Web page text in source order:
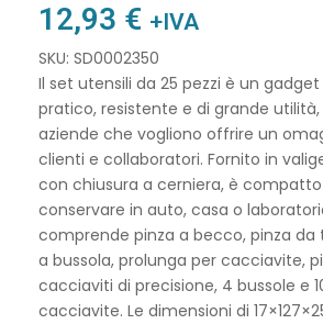
12,93 € +IVA
SKU: SD0002350
Il set utensili da 25 pezzi è un
pratico, resistente e di grande
aziende che vogliono offrire un
clienti e collaboratori. Fornito in
con chiusura a cerniera, è
conservare in auto, casa o
comprende pinza a becco, pinza
a bussola, prolunga per cacciavite,
cacciaviti di precisione, 4 bussole e
cacciavite. Le dimensioni di